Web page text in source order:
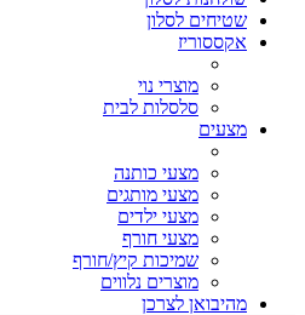
שטיחים לסלון
אקססוריז
מוצרי נוי
סלסלות לבית
מצעים
מצעי כותנה
מצעי מותגים
מצעי ילדים
מצעי חורף
שמיכות קיץ/חורף
מוצרים נלווים
מהיבואן לצרכן